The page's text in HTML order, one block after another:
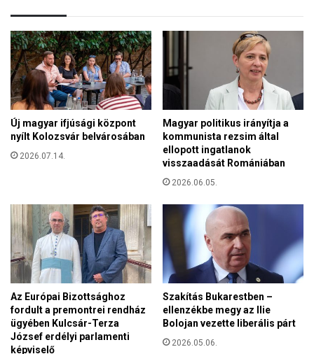
y
a
z
t
á
n
h
a
v
t
á
,
h
o
g
y
s
z
m
i
k
o
r
a
z
t
k
a
d
h
o
g
y
f
ü
g
Új magyar ifjúsági központ
nyílt Kolozsvár belvárosában
2026.07.14.
Magyar politikus irányítja a
kommunista rezsim által
ellopott ingatlanok
visszaadását Romániában
2026.06.05.
Az Európai Bizottsághoz
fordult a premontrei rendház
ügyében Kulcsár-Terza
József erdélyi parlamenti
képviselő
Szakítás Bukarestben –
ellenzékbe megy az Ilie
Bolojan vezette liberális párt
2026.05.06.